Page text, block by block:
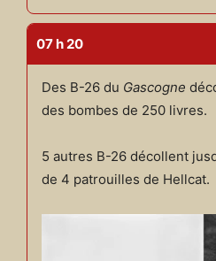
07 h 20
Des B-26 du Gascogne
des bombes de 250 livres.
5 autres B-26 décollent
de 4 patrouilles de Hellcat.